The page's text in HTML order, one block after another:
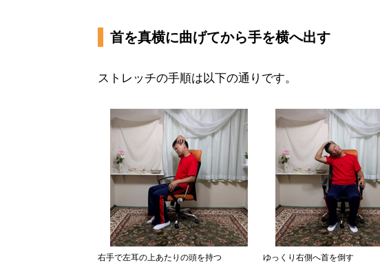
首を真横に曲げてから手を横へ出す
ストレッチの手順は以下の通りです。
右手で左耳の上あたりの頭を持つ ゆっくり右側へ首を倒す